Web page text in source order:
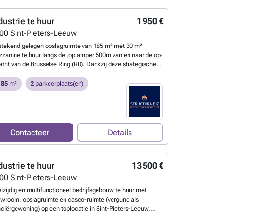
zoals opslag, distributie of lichte productie.Meer
1 950 €
te huur
Sint-Pieters-Leeuw
gelegen opslagruimte van 185 m² met 30 m²
te huur langs de ,op amper 500m van en naar de op-
van de Brusselse Ring (R0). Dankzij deze strategische
invalswegen en Brussel centrum. De opslagruimte
over een vrije hoogte van 6 meter en is toegankelijk via
ruime sectionale poort (4M20X4M00), wat het laden en
vergemakkelijkt. De ruimte is uitgerust met een
met draagkracht 3T/m² en een lichtstraat.
het gebouw is er parking voorzien voor 2-tal
Deze opslagruimte is uitermate geschikt voor
toepassingen zoals opslag, distributie of lichte
m² 2 parkeerplaats(en)
Contacteer Details
13 500 €
te huur
Sint-Pieters-Leeuw
en multifunctioneel bedrijfsgebouw te huur met
opslagruimte en casco-ruimte (vergund als
op een toplocatie in Sint-Pieters-Leeuw.